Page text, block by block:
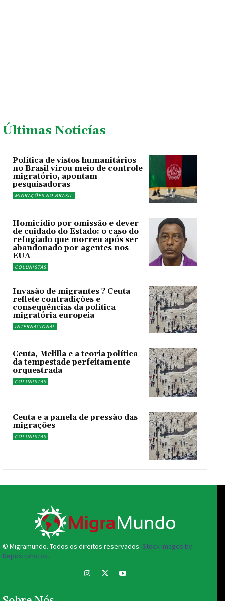
Últimas Noticías
Política de vistos humanitários
no Brasil virou meio de controle
migratório, apontam
pesquisadoras
MIGRAÇÕES NO BRASIL
Homicídio por omissão e dever
de cuidado do Estado: o caso do
refugiado que morreu após ser
abandonado por agentes nos
EUA
COLUNISTAS
Invasão de migrantes ? Ceuta
reflete contradições e
consequências da política
migratória europeia
INTERNACIONAL
Ceuta, Melilla e a teoria política
da tempestade perfeitamente
orquestrada
COLUNISTAS
Ceuta e a panela de pressão das
migrações
COLUNISTAS
© Migramundo. Todos os direitos reservados. Stock images by
Depositphotos.